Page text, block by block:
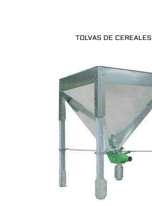
TOLVAS DE CEREALES